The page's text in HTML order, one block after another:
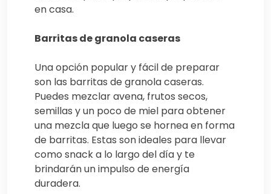
en casa.
Barritas de granola caseras
Una opción popular y fácil de preparar
son las barritas de granola caseras.
Puedes mezclar avena, frutos secos,
semillas y un poco de miel para obtener
una mezcla que luego se hornea en forma
de barritas. Estas son ideales para llevar
como snack a lo largo del día y te
brindarán un impulso de energía
duradera.